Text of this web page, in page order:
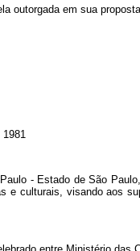
outorgada em sua
- Estado de São
e culturais, visando aos